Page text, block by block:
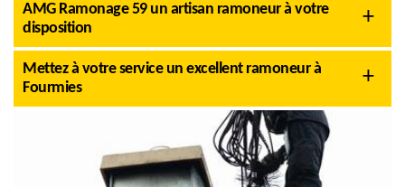
AMG Ramonage 59 un artisan ramoneur à votre
disposition
Mettez à votre service un excellent ramoneur à
Fourmies